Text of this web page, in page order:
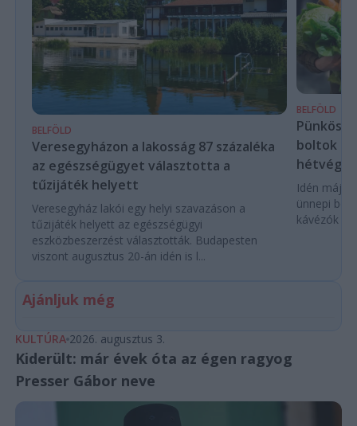
BELFÖLD
Veresegyházon a lakosság 87 százaléka
az egészségügyet választotta a
tűzijáték helyett
Veresegyház lakói egy helyi szavazáson a
tűzijáték helyett az egészségügyi
eszközbeszerzést választották. Budapesten
viszont augusztus 20-án idén is l...
BELFÖLD
boltok –
Idén
ünnepi
kávézók
Ajánljuk még
KULTÚRA 2026. augusztus 3.
Kiderült: már évek óta az égen ragyog
Presser Gábor neve